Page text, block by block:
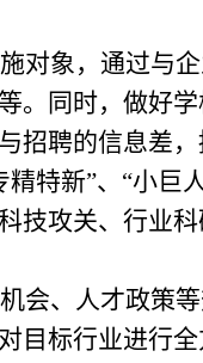
对象，通过与
。同时，做好
聘的信息差
精特新”、 “小巨
技攻关、行业
会、人才政策
目标行业进行